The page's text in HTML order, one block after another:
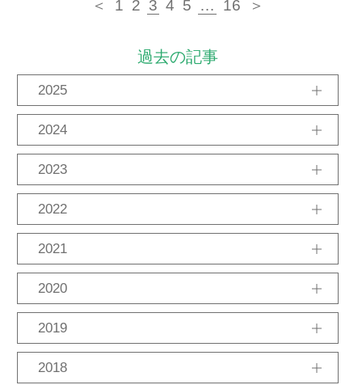
＜ 1 2 3 4 5 … 16 ＞
過去の記事
2025
11月
2024
12月
2023
12月
2022
12月
2021
12月
2020
12月
2019
12月
2018